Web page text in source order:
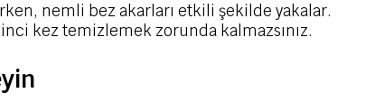
nemli bez akarları etkili şekilde yakalar.
kez temizlemek zorunda kalmazsınız.